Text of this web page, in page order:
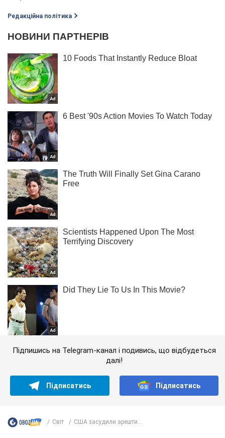
Редакційна політика
Підпишись на Telegram-канал і подивись, що відбудеться
далі!
Підписатись Підписатись
Світ США засудили арешти...